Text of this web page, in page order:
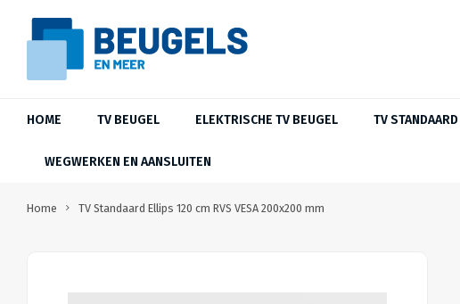
HOME TV BEUGEL ELEKTRISCHE TV BEUGEL TV STANDAARD
WEGWERKEN EN AANSLUITEN
Home TV Standaard Ellips 120 cm RVS VESA 200x200 mm